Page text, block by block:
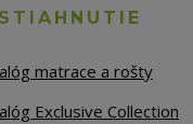
matrace a rošty
Exclusive Collection